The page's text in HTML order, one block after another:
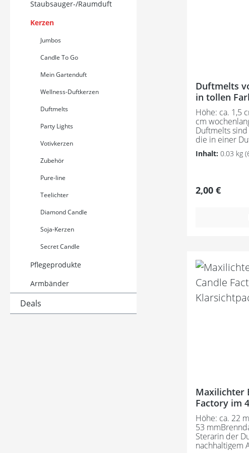
Staubsauger-/Raumduft
Kerzen
Jumbos
Candle To Go
Mein Gartenduft
Wellness-Duftkerzen
Duftmelts
Party Lights
Votivkerzen
Zubehör
Pure-line
Teelichter
Diamond Candle
Soja-Kerzen
Secret Candle
Pflegeprodukte
Armbänder
Deals
Duftmelts
in tollen
Höhe: ca. 1,5
cm
Duftmelts
die in einer
Schmelzen
Sterarin der
ausschließlich
angenehme
auf die
abgebildeten
lediglich
Germany
Inhalt: 0.03 kg
Regulärer
2,00 €
Maxilichter
Factory im
Höhe: ca. 22
53
Sterarin der
nachhaltigem